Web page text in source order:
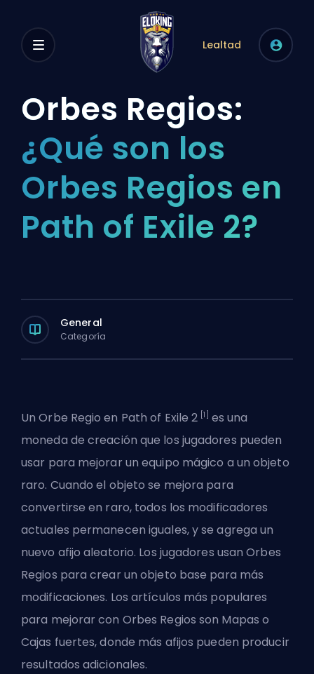
Lealtad
Orbes Regios:
¿Qué son los
Orbes Regios en
Path of Exile 2?
General
Categoría
Un Orbe Regio en Path of Exile 2 [1]
es una
moneda de creación que los jugadores pueden
usar para mejorar un equipo mágico a un objeto
raro. Cuando el objeto se mejora para
convertirse en raro, todos los modificadores
actuales permanecen iguales, y se agrega un
nuevo afijo aleatorio. Los jugadores usan Orbes
Regios para crear un objeto base para más
modificaciones. Los artículos más populares
para mejorar con Orbes Regios son Mapas o
Cajas fuertes, donde más afijos pueden producir
resultados adicionales.